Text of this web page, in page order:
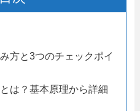
方と3つのチェックポイ
は？基本原理から詳細